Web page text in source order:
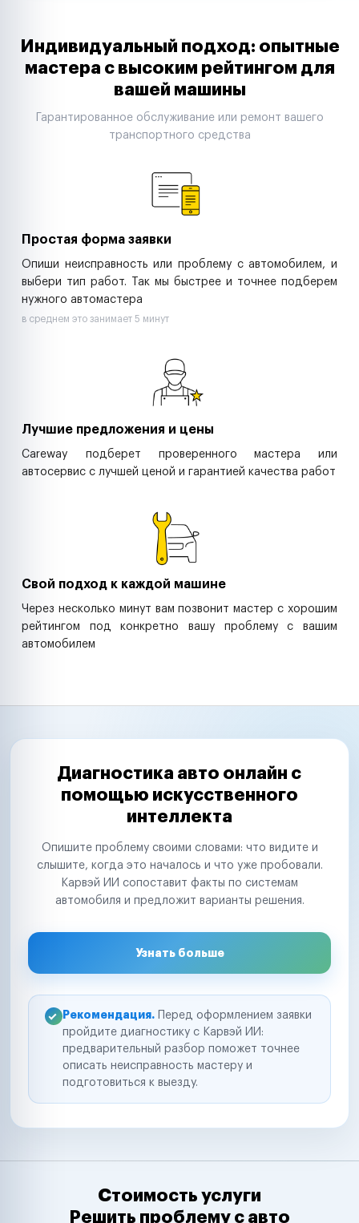
Таксопарки
Автодилеры
Строительные компании
Аренда спецтехники
Индивидуальный подход: опытные
мастера с высоким рейтингом для
вашей машины
Гарантированное обслуживание или ремонт вашего
транспортного средства
Простая форма заявки
Опиши неисправность или проблему с автомобилем, и
выбери тип работ. Так мы быстрее и точнее подберем
нужного автомастера
в среднем это занимает 5 минут
Лучшие предложения и цены
Careway подберет проверенного мастера или
автосервис с лучшей ценой и гарантией качества работ
Свой подход к каждой машине
Через несколько минут вам позвонит мастер с хорошим
рейтингом под конкретно вашу проблему с вашим
автомобилем
Диагностика авто онлайн с
помощью искусственного
интеллекта
Опишите проблему своими словами: что видите и
слышите, когда это началось и что уже пробовали.
Карвэй ИИ сопоставит факты по системам
автомобиля и предложит варианты решения.
Узнать больше
Рекомендация. Перед оформлением заявки
пройдите диагностику с Карвэй ИИ:
предварительный разбор поможет точнее
описать неисправность мастеру и
подготовиться к выезду.
Стоимость услуги
Решить проблему с авто